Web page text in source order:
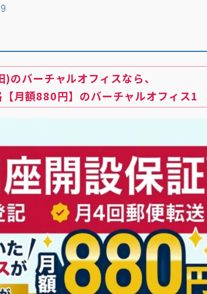
のバーチャルオフィスなら、
月額880円】のバーチャルオフィス1